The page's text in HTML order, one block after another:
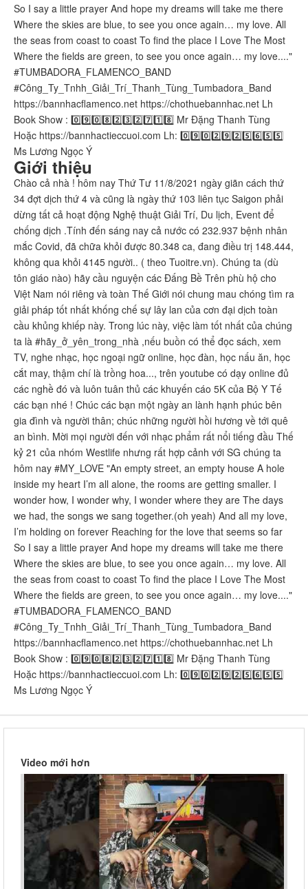
So I say a little prayer And hope my dreams will take me there
Where the skies are blue, to see you once again… my love. All
the seas from coast to coast To find the place I Love The Most
Where the fields are green, to see you once again… my love...."
#TUMBADORA_FLAMENCO_BAND​​​​
#Công_Ty_Tnhh_Giải_Trí_Thanh_Tùng_Tumbadora_Band​​​​
https://bannhacflamenco.net​​​​ https://chothuebannhac.net​​​​ Lh
Book Show : 0️⃣9️⃣0️⃣8️⃣2️⃣3️⃣2️⃣7️⃣1️⃣8️⃣ Mr Đặng Thanh Tùng
Hoặc https://bannhactieccuoi.com​​​​ Lh: 0️⃣9️⃣0️⃣2️⃣9️⃣2️⃣5️⃣6️⃣5️⃣5️⃣
Ms Lương Ngọc Ý
Giới thiệu
Chào cả nhà ! hôm nay Thứ Tư 11/8/2021 ngày giãn cách thứ
34 đợt dịch thứ 4 và cũng là ngày thứ 103 liên tục Saigon phải
dừng tất cả hoạt động Nghệ thuật Giải Trí, Du lịch, Event để
chống dịch .Tính đến sáng nay cả nước có 232.937 bệnh nhân
mắc Covid, đã chữa khỏi được 80.348 ca, đang điều trị 148.444,
không qua khỏi 4145 người.. ( theo Tuoitre.vn). Chúng ta (dù
tôn giáo nào) hãy cầu nguyện các Đấng Bề Trên phù hộ cho
Việt Nam nói riêng và toàn Thế Giới nói chung mau chóng tìm ra
giải pháp tốt nhất khống chế sự lây lan của cơn đại dịch toàn
cầu khủng khiếp này. Trong lúc này, việc làm tốt nhất của chúng
ta là #hãy_ở_yên_trong_nhà ,nếu buồn có thể đọc sách, xem
TV, nghe nhạc, học ngoại ngữ online, học đàn, học nấu ăn, học
cắt may, thậm chí là trồng hoa..., trên youtube có dạy online đủ
các nghề đó và luôn tuân thủ các khuyến cáo 5K của Bộ Y Tế
các bạn nhé ! Chúc các bạn một ngày an lành hạnh phúc bên
gia đình và người thân; chúc những người hồi hương về tới quê
an bình. Mời mọi người đến với nhạc phẩm rất nổi tiếng đầu Thế
kỷ 21 của nhóm Westlife nhưng rất hợp cảnh với SG chúng ta
hôm nay #MY_LOVE "An empty street, an empty house A hole
inside my heart I’m all alone, the rooms are getting smaller. I
wonder how, I wonder why, I wonder where they are The days
we had, the songs we sang together.(oh yeah) And all my love,
I’m holding on forever Reaching for the love that seems so far
So I say a little prayer And hope my dreams will take me there
Where the skies are blue, to see you once again… my love. All
the seas from coast to coast To find the place I Love The Most
Where the fields are green, to see you once again… my love...."
#TUMBADORA_FLAMENCO_BAND​​​​
#Công_Ty_Tnhh_Giải_Trí_Thanh_Tùng_Tumbadora_Band​​​​
https://bannhacflamenco.net​​​​ https://chothuebannhac.net​​​​ Lh
Book Show : 0️⃣9️⃣0️⃣8️⃣2️⃣3️⃣2️⃣7️⃣1️⃣8️⃣ Mr Đặng Thanh Tùng
Hoặc https://bannhactieccuoi.com​​​​ Lh: 0️⃣9️⃣0️⃣2️⃣9️⃣2️⃣5️⃣6️⃣5️⃣5️⃣
Ms Lương Ngọc Ý
Video mới hơn